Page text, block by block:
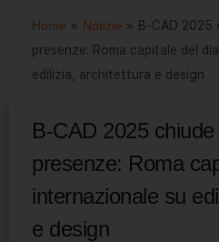
Home » Notizie » B-CAD 2025
presenze: Roma capitale del
edilizia, architettura e design
B-CAD 2025
presenze: Roma
internazionale su
e design